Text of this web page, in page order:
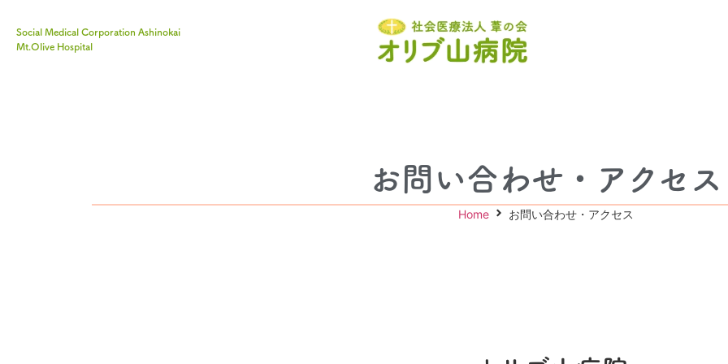
Social Medical Corporation Ashinokai
Mt.Olive Hospital
お問い合わせ・アクセス
Home お問い合わせ・アクセス